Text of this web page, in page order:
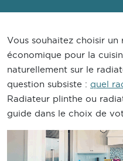
Vous souhaitez choisir
économique pour la
naturellement sur le
question subsiste : quel
Radiateur plinthe ou
guide dans le choix de